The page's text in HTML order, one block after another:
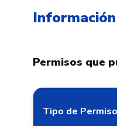
Permisos que
Tipo de Permiso